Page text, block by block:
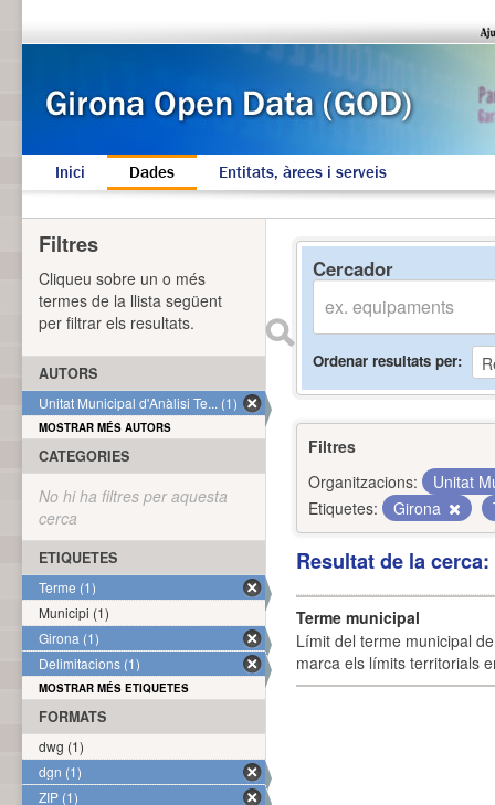
Inici Dades Entitats, àrees i serveis
Cercador
Ordenar resultats per
Filtres
Organitzacions:
Unitat
Etiquetes:
Girona
Resultat de la
Terme municipal
Límit del terme municipal
marca els límits territorials
Filtres
Cliqueu sobre un o més
termes de la llista següent
per filtrar els resultats.
AUTORS
Unitat Municipal d'Anàlisi Te... (1)
MOSTRAR MÉS AUTORS
CATEGORIES
No hi ha filtres per aquesta
cerca
ETIQUETES
Terme (1)
Municipi (1)
Girona (1)
Delimitacions (1)
MOSTRAR MÉS ETIQUETES
FORMATS
dwg (1)
dgn (1)
ZIP (1)